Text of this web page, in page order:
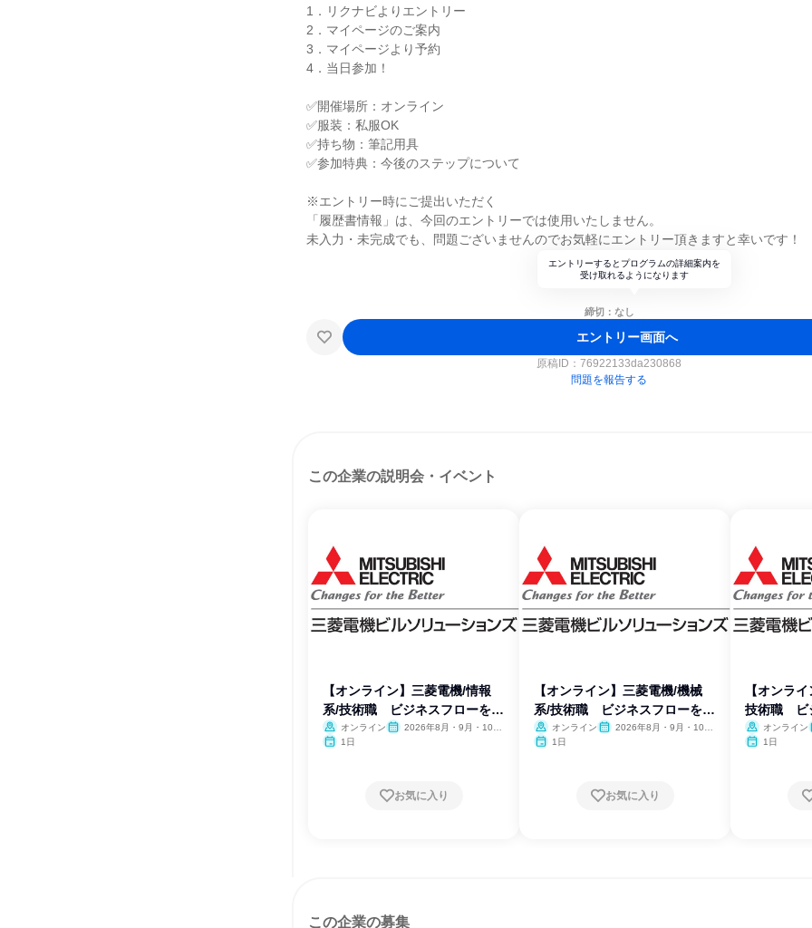
1．リクナビよりエントリー
2．マイページのご案内
3．マイページより予約
4．当日参加！
✅開催場所：オンライン
✅服装：私服OK
✅持ち物：筆記用具
✅参加特典：今後のステップについて
※エントリー時にご提出いただく
「履歴書情報」は、今回のエントリーでは使用いたしません。
未入力・未完成でも、問題ございませんのでお気軽にエントリー頂きますと幸いです！
エントリーするとプログラムの詳細案内を
受け取れるようになります
締切：なし
エントリー画面へ
原稿ID： 76922133da230868
問題を報告する
この企業の説明会・イベント
【オンライン】三菱電機/情報
系/技術職 ビジネスフローを体
感
オンライン
2026年8月・9月・10
1日
お気に入り
【オンライン】三菱電機/機械
系/技術職 ビジネスフローを体
感
オンライン
2026年8月・9月・10
1日
お気に入り
【オンラ
技術職 ビ
オンライン
1日
この企業の募集